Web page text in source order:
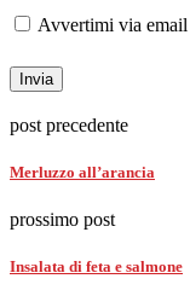
Avvertimi via
post precedente
Merluzzo all’arancia
prossimo post
Insalata di feta e salmone